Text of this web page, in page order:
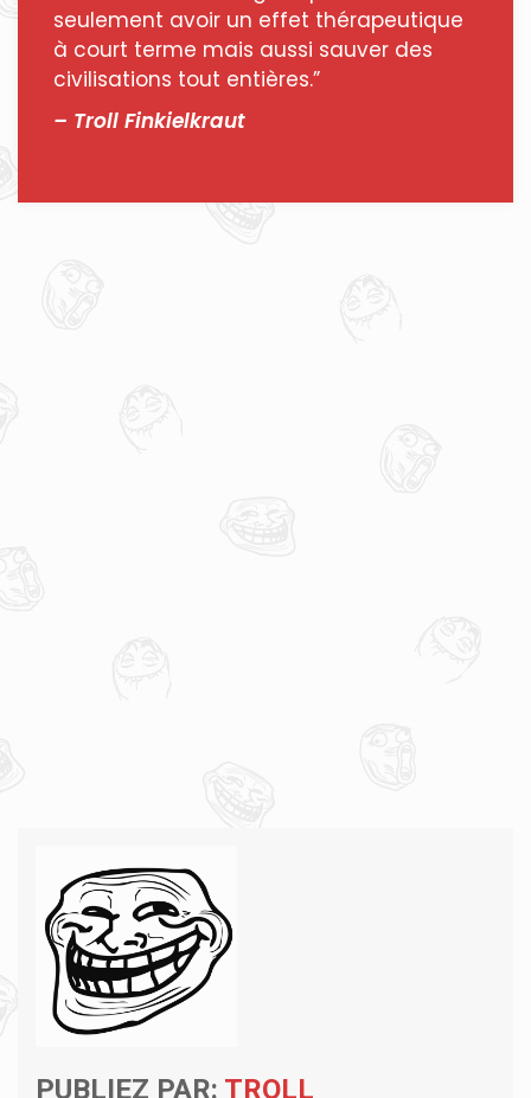
seulement avoir un effet thérapeutique
à court terme mais aussi sauver des
civilisations tout entières.”
– Troll Finkielkraut
PUBLIEZ PAR: TROLL